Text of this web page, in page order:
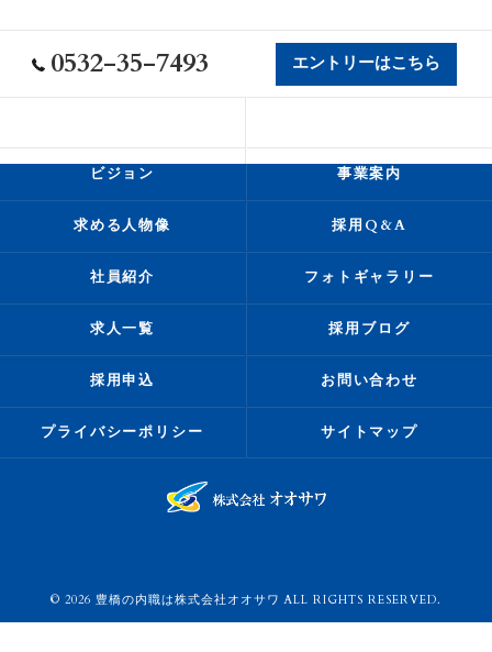
0532-35-7493 エントリーはこちら
ビジョン 事業案内
求める人物像 採用Q&A
社員紹介 フォトギャラリー
求人一覧 採用ブログ
採用申込 お問い合わせ
プライバシーポリシー サイトマップ
© 2026 豊橋の内職は株式会社オオサワ ALL RIGHTS RESERVED.